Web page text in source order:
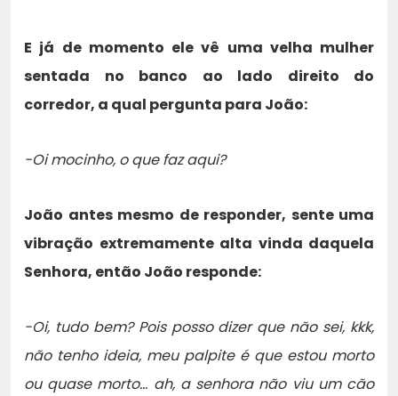
E já de momento ele vê uma velha mulher
sentada no banco ao lado direito do
corredor, a qual pergunta para João:
-Oi mocinho, o que faz aqui?
João antes mesmo de responder, sente uma
vibração extremamente alta vinda daquela
Senhora, então João responde:
-Oi, tudo bem? Pois posso dizer que não sei, kkk,
não tenho ideia, meu palpite é que estou morto
ou quase morto… ah, a senhora não viu um cão